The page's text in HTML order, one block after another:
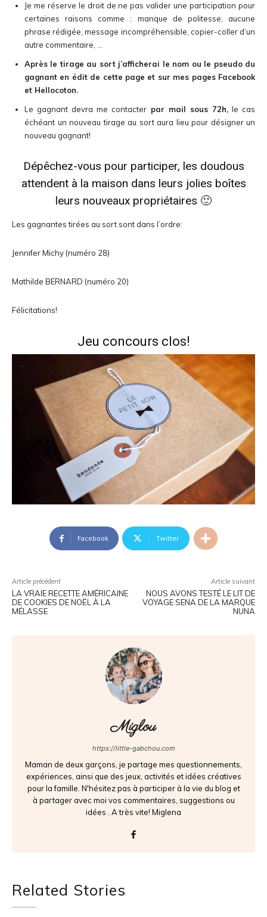
Je me réserve le droit de ne pas valider une participation pour
certaines raisons comme : manque de politesse, aucune
phrase rédigée, message incompréhensible, copier-coller d’un
autre commentaire, …
Après le tirage au sort j’afficherai le nom ou le pseudo du
gagnant en édit de cette page et sur mes pages Facebook
et Hellocoton.
Le gagnant devra me contacter par mail sous 72h, le cas
échéant un nouveau tirage au sort aura lieu pour désigner un
nouveau gagnant!
Dépêchez-vous pour participer, les doudous
attendent à la maison dans leurs jolies boîtes
leurs nouveaux propriétaires 🙂
Les gagnantes tirées au sort sont dans l’ordre:
Jennifer Michy (numéro 28)
Mathilde BERNARD (numéro 20)
Félicitations!
Jeu concours clos!
Facebook Twitter
Article précédent
LA VRAIE RECETTE AMÉRICAINE
DE COOKIES DE NOËL À LA
MÉLASSE
Article suivant
NOUS AVONS TESTÉ LE LIT DE
VOYAGE SENA DE LA MARQUE
NUNA
Miglou
https://little-gabchou.com
Maman de deux garçons, je partage mes questionnements,
expériences, ainsi que des jeux, activités et idées créatives
pour la famille. N'hésitez pas à participer à la vie du blog et
à partager avec moi vos commentaires, suggestions ou
idées . A très vite! Miglena
Related Stories